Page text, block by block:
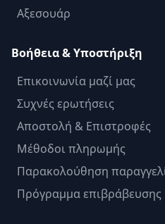
Αξεσουάρ
Βοήθεια & Υποστήριξη
Επικοινωνία μαζί μας
Συχνές ερωτήσεις
Αποστολή & Επιστροφές
Μέθοδοι πληρωμής
Παρακολούθηση
Πρόγραμμα επιβράβευσης